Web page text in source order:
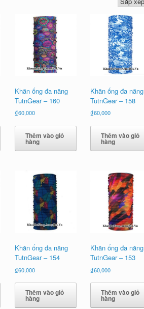
Khăn ống đa năng
TutnGear – 160
₫60,000
Thêm vào giỏ
hàng
Khăn ống đa năng
TutnGear – 158
₫60,000
Thêm vào giỏ
hàng
Khăn ống đa năng
TutnGear – 154
₫60,000
Thêm vào giỏ
hàng
Khăn ống đa năng
TutnGear – 153
₫60,000
Thêm vào giỏ
hàng